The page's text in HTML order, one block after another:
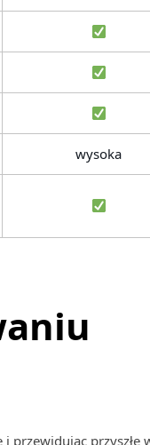
wysoka
przewidując przyszłe